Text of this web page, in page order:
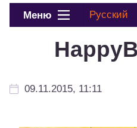
Меню Русский
09.11.2015, 11:11